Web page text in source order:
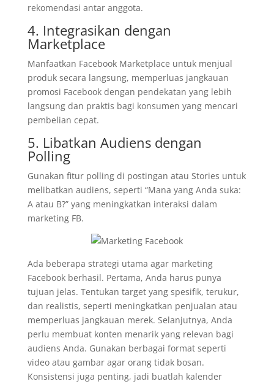
rekomendasi antar anggota.
4. Integrasikan dengan
Marketplace
Manfaatkan Facebook Marketplace untuk menjual
produk secara langsung, memperluas jangkauan
promosi Facebook dengan pendekatan yang lebih
langsung dan praktis bagi konsumen yang mencari
pembelian cepat.
5. Libatkan Audiens dengan
Polling
Gunakan fitur polling di postingan atau Stories untuk
melibatkan audiens, seperti “Mana yang Anda suka:
A atau B?” yang meningkatkan interaksi dalam
marketing FB.
Ada beberapa strategi utama agar marketing
Facebook berhasil. Pertama, Anda harus punya
tujuan jelas. Tentukan target yang spesifik, terukur,
dan realistis, seperti meningkatkan penjualan atau
memperluas jangkauan merek. Selanjutnya, Anda
perlu membuat konten menarik yang relevan bagi
audiens Anda. Gunakan berbagai format seperti
video atau gambar agar orang tidak bosan.
Konsistensi juga penting, jadi buatlah kalender